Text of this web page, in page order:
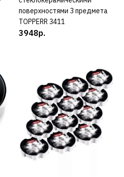
2533р.
КУПИТЬ
NODORSIL
Мультифункциональная
салфетка NODORSIL
hau811
488р.
поверхностями 3 предмета
TOPPERR 3411
3948р.